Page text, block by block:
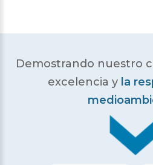
Demostrando nuestro
excelencia y la